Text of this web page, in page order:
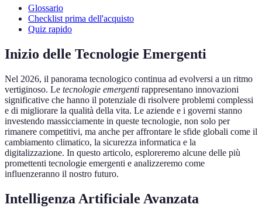
Glossario
Checklist prima dell'acquisto
Quiz rapido
Inizio delle Tecnologie Emergenti
Nel 2026, il panorama tecnologico continua ad evolversi a un ritmo
vertiginoso. Le tecnologie emergenti rappresentano innovazioni
significative che hanno il potenziale di risolvere problemi complessi
e di migliorare la qualità della vita. Le aziende e i governi stanno
investendo massicciamente in queste tecnologie, non solo per
rimanere competitivi, ma anche per affrontare le sfide globali come il
cambiamento climatico, la sicurezza informatica e la
digitalizzazione. In questo articolo, esploreremo alcune delle più
promettenti tecnologie emergenti e analizzeremo come
influenzeranno il nostro futuro.
Intelligenza Artificiale Avanzata